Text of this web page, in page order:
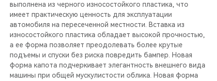
выполнена из черного износостойкого пластика, что
имеет практическую ценность для эксплуатации
автомобиля на пересеченной местности. Вставка из
износостойкого пластика обладает высокой прочностью,
а ее форма позволяет преодолевать более крутые
подъемы и спуски без риска повредить бампер. Новая
форма капота подчеркивает элегантность внешнего вида
машины при общей мускулистости облика. Новая форма